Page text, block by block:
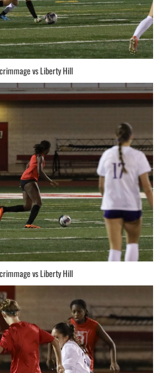
vs Liberty Hill
vs Liberty Hill